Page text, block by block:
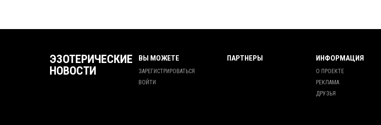
ЭЗОТЕРИЧЕСКИЕ
НОВОСТИ
ВЫ МОЖЕТЕ
ЗАРЕГИСТРИРОВАТЬСЯ
ВОЙТИ
ПАРТНЕРЫ ИНФОРМАЦИЯ
О ПРОЕКТЕ
РЕКЛАМА
ДРУЗЬЯ